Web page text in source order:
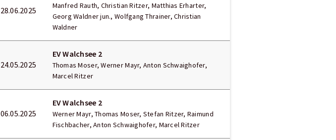
28.06.2025
Manfred Rauth, Christian Ritzer, Matthias Erharter,
Georg Waldner jun., Wolfgang Thrainer, Christian
Waldner
24.05.2025
EV Walchsee 2
Thomas Moser, Werner Mayr, Anton Schwaighofer,
Marcel Ritzer
06.05.2025
EV Walchsee 2
Werner Mayr, Thomas Moser, Stefan Ritzer, Raimund
Fischbacher, Anton Schwaighofer, Marcel Ritzer